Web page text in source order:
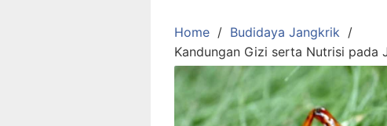
Home
Budidaya Jangkrik
Kandungan Gizi serta Nutrisi pada